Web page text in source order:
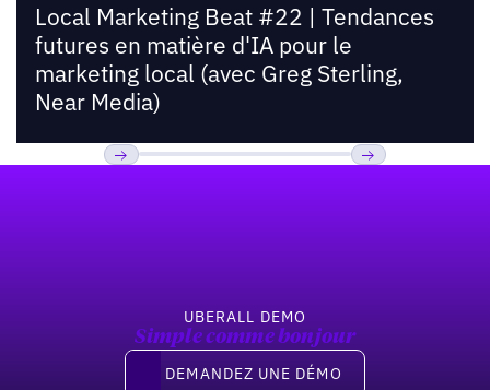
Local Marketing Beat #22 | Tendances
futures en matière d'IA pour le
marketing local (avec Greg Sterling,
Near Media)
UBERALL DEMO
Simple comme bonjour
Demandez une démo
DEMANDEZ UNE DÉMO